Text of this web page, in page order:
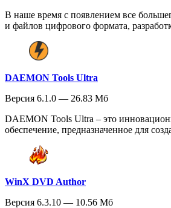
В наше время с появлением все
и файлов цифрового формата,
DAEMON Tools Ultra
Версия 6.1.0 — 26.83 Мб
DAEMON Tools Ultra – это
обеспечение, предназначенное для
WinX DVD Author
Версия 6.3.10 — 10.56 Мб